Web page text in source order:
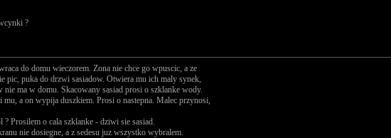
?
do domu wieczorem. Zona nie chce go wpuscic, a ze
pic, puka do drzwi sasiadow. Otwiera mu ich maly synek,
nie ma w domu. Skacowany sasiad prosi o szklanke wody.
a on wypija duszkiem. Prosi o nastepna. Malec przynosi,
Prosilem o cala szklanke - dziwi sie sasiad.
nie dosiegne, a z sedesu juz wszystko wybralem.